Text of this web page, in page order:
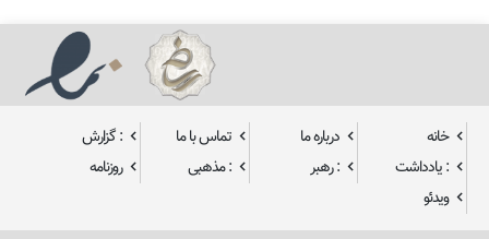
خانه درباره ما تماس با ما
: گزارش
: یادداشت
: رهبر : مذهبی
روزنامه
ویدئو